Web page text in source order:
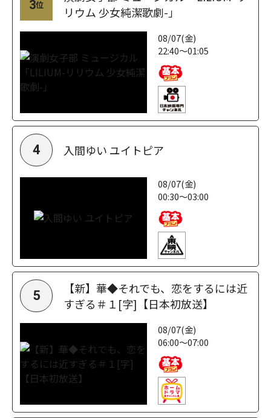
3位
リウム 少女純潔歌劇-」
08/07(金)
22:40～01:05
4 入間ゆい ユイトピア
08/07(金)
00:30～03:00
5
【新】華◆それでも、恋をするには近
すぎる＃１[字]【日本初放送】
08/07(金)
06:00～07:00